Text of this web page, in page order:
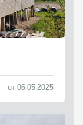
от 06.05.2025